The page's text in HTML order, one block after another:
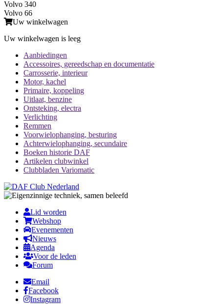
Volvo 340
Volvo 66
Uw winkelwagen
Uw winkelwagen is leeg
Aanbiedingen
Accessoires, gereedschap en documentatie
Carrosserie, interieur
Motor, kachel
Primaire, koppeling
Uitlaat, benzine
Ontsteking, electra
Verlichting
Remmen
Voorwielophanging, besturing
Achterwielophanging, secundaire
Boeken historie DAF
Artikelen clubwinkel
Clubbladen Variomatic
Lid worden
Webshop
Evenementen
Nieuws
Agenda
Voor de leden
Forum
Email
Facebook
Instagram